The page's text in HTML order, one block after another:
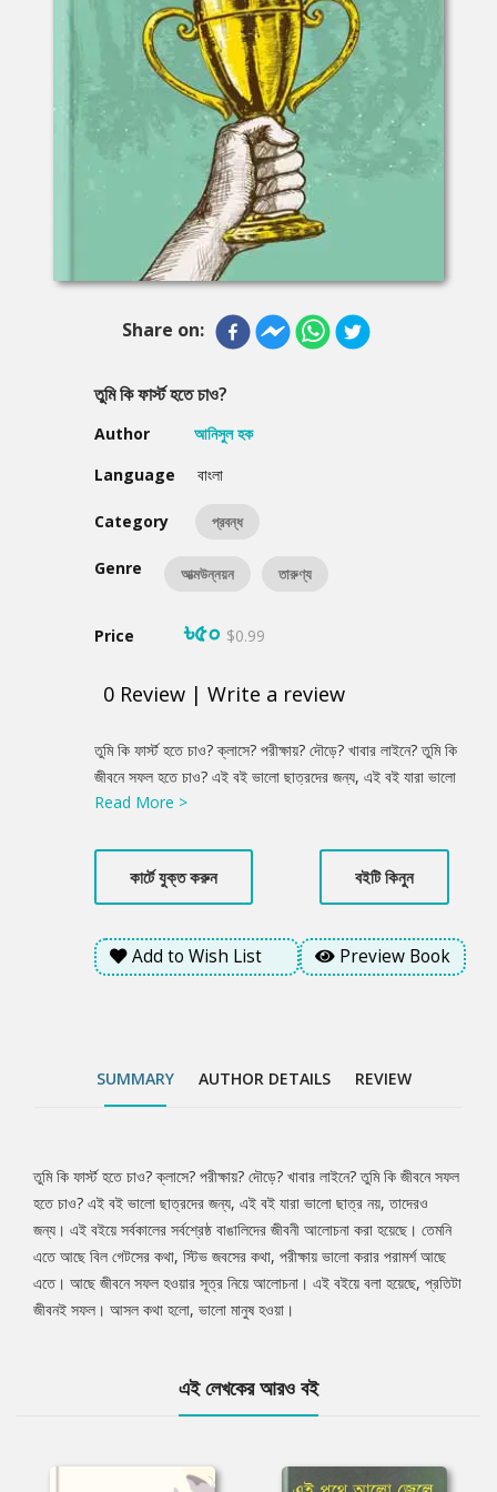
Share on:
তুমি কি ফার্স্ট হতে চাও?
Author
আনিসুল হক
Language
বাংলা
Category প্রবন্ধ
Genre আত্মউন্নয়ন তারুণ্য
Price ৳৫০ $0.99
0 Review | Write a review
Product
Summery
তুমি কি ফার্স্ট হতে চাও? ক্লাসে? পরীক্ষায়? দৌড়ে? খাবার লাইনে? তুমি কি
জীবনে সফল হতে চাও? এই বই ভালো ছাত্রদের জন্য, এই বই যারা ভালো
ছাত্র নয়, তাদেরও জন্য। এই বইয়ে সর্বকালের সর্বশ্রেষ্ঠ বাঙালিদের জীবনী
কথা, পরীক্ষায় ভালো করার পরামর্শ আছে এতে। আছে জীবনে সফল হওয়ার
সূত্র নিয়ে আলোচনা। এই বইয়ে বলা হয়েছে, প্রতিটা জীবনই সফল। আসল
কথা হলো, ভালো মানুষ হওয়া।
Read More >
কার্টে যুক্ত করুন বইটি কিনুন
Add to Wish List Preview Book
SUMMARY AUTHOR DETAILS REVIEW
Tab
Article
তুমি কি ফার্স্ট হতে চাও? ক্লাসে? পরীক্ষায়? দৌড়ে? খাবার লাইনে? তুমি কি জীবনে সফল
হতে চাও? এই বই ভালো ছাত্রদের জন্য, এই বই যারা ভালো ছাত্র নয়, তাদেরও
জন্য। এই বইয়ে সর্বকালের সর্বশ্রেষ্ঠ বাঙালিদের জীবনী আলোচনা করা হয়েছে। তেমনি
এতে আছে বিল গেটসের কথা, স্টিভ জবসের কথা, পরীক্ষায় ভালো করার পরামর্শ আছে
এতে। আছে জীবনে সফল হওয়ার সূত্র নিয়ে আলোচনা। এই বইয়ে বলা হয়েছে, প্রতিটা
জীবনই সফল। আসল কথা হলো, ভালো মানুষ হওয়া।
এই লেখকের আরও বই